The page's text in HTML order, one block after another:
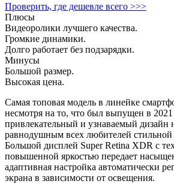
Проверить, где дешевле всего >>>
Плюсы
Видеоролики лучшего качества.
Громкие динамики.
Долго работает без подзарядки.
Минусы
Большой размер.
Высокая цена.
Самая топовая модель в линейке
несмотря на то, что был выпущен в
привлекательный и узнаваемый дизайн
равнодушным всех любителей
Большой дисплей Super Retina XDR с
повышенной яркостью передает
адаптивная настройка автоматически
экрана в зависимости от освещения.